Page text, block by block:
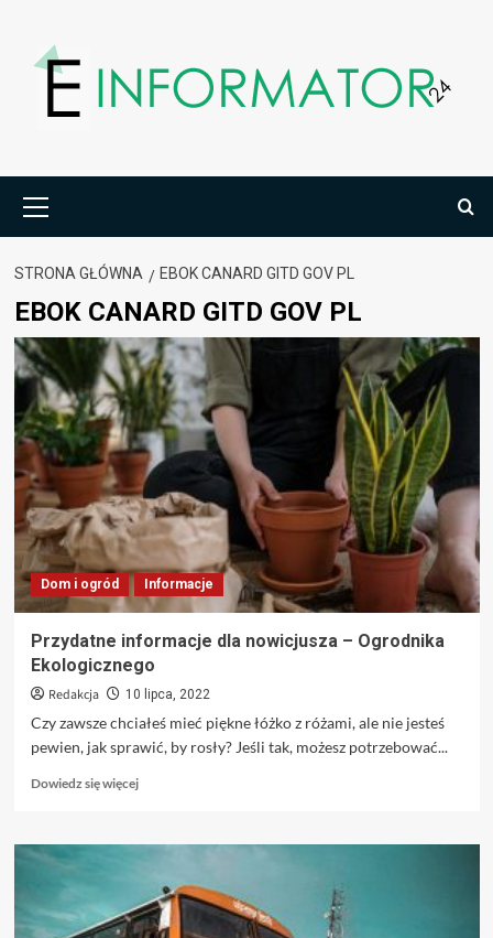
treści
główne
STRONA GŁÓWNA EBOK CANARD GITD GOV PL
EBOK CANARD GITD GOV PL
Dom i ogród Informacje
Przydatne informacje dla nowicjusza – Ogrodnika
Ekologicznego
Redakcja 10 lipca, 2022
Czy zawsze chciałeś mieć piękne łóżko z różami, ale nie jesteś
pewien, jak sprawić, by rosły? Jeśli tak, możesz potrzebować...
Dowiedz się więcejDowiedz
o
Przydatne
informacje
dla
nowicjusza